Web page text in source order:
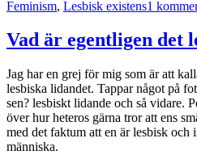
Feminism, Lesbisk existens1
Vad är egentligen det
Jag har en grej för mig som är att
lesbiska lidandet. Tappar något på
sen? lesbiskt lidande och så vidare.
över hur heteros gärna tror att ens
med det faktum att en är lesbisk och
människa.